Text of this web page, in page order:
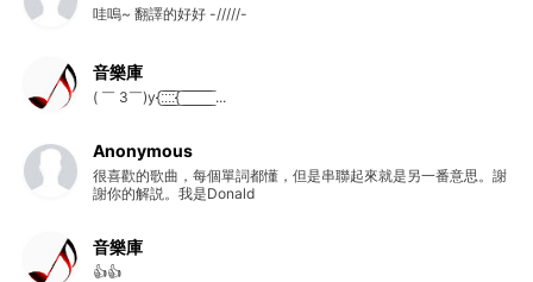
哇嗚~ 翻譯的好好 -/////-
音樂庫
( ￣ 3￣)y{:̲̅:̲̅:̲̅:̲̅{ ̲̅ ̲̅ ̲̅ ̲̅ ̲̅ ̲̅ ̲̅ ̲̅ ̲̅ ...
Anonymous
很喜歡的歌曲，每個單詞都懂，但是串聯起來就是另一番意思。謝
謝你的解説。我是Donald
音樂庫
👍👍